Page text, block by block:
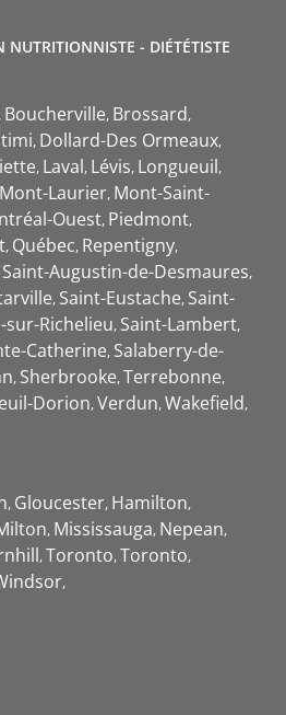
NUTRITIONNISTE - DIÉTÉTISTE
Boucherville Brossard
Dollard-Des Ormeaux
Laval Lévis Longueuil
Mont-Laurier Mont-Saint-
Ouest Piedmont
Québec Repentigny
Saint-Augustin-de-Desmaures
Saint-Eustache Saint-
sur-Richelieu Saint-Lambert
Catherine Salaberry-de-
Sherbrooke Terrebonne
Dorion Verdun Wakefield
Gloucester Hamilton
Mississauga Nepean
Toronto Toronto